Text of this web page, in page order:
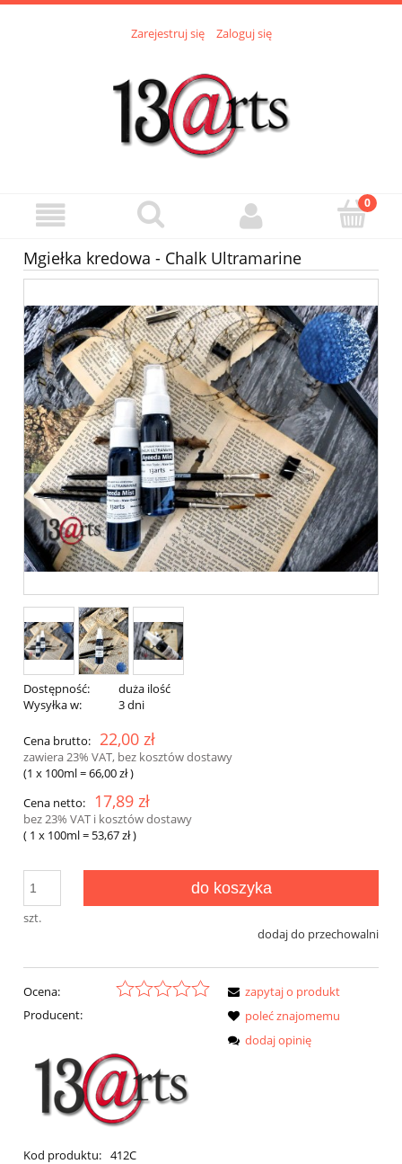
Zarejestruj się Zaloguj się
Mgiełka kredowa - Chalk Ultramarine
Dostępność:
duża ilość
Wysyłka w:
3 dni
Cena brutto: 22,00 zł
zawiera 23% VAT, bez kosztów dostawy
(1 x 100ml=66,00 zł)
Cena netto:
17,89 zł
bez 23% VAT i kosztów dostawy
( 1 x 100ml= 53,67 zł)
szt.
do koszyka
dodaj do przechowalni
Ocena:
Producent:
Kod produktu: 412C
zapytaj o produkt
poleć znajomemu
dodaj opinię